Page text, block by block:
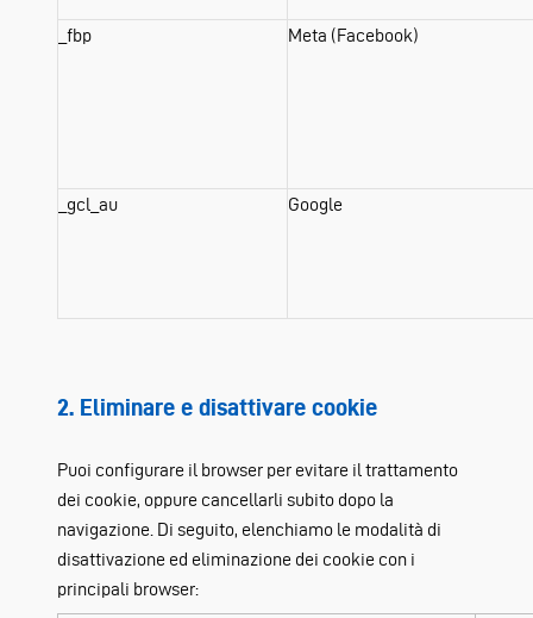
_fbp Meta (Facebook)
_gcl_au Google
2. Eliminare e disattivare cookie
Puoi configurare il browser per evitare il trattamento
dei cookie, oppure cancellarli subito dopo la
navigazione. Di seguito, elenchiamo le modalità di
disattivazione ed eliminazione dei cookie con i
principali browser: